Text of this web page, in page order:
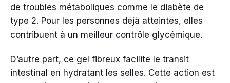
de troubles métaboliques comme le diabète de
type 2. Pour les personnes déjà atteintes, elles
contribuent à un meilleur contrôle glycémique.
D’autre part, ce gel fibreux facilite le transit
intestinal en hydratant les selles. Cette action est